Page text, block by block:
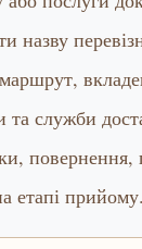
назву
та служби
повернення,
етапі прийому.